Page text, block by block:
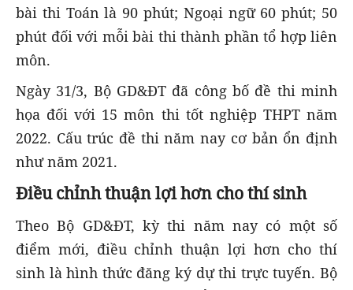
bài thi Toán là 90 phút; Ngoại ngữ 60 phút; 50
phút đối với mỗi bài thi thành phần tổ hợp liên
môn.
Ngày 31/3, Bộ GD&ĐT đã công bố đề thi minh
họa đối với 15 môn thi tốt nghiệp THPT năm
2022. Cấu trúc đề thi năm nay cơ bản ổn định
như năm 2021.
Điều chỉnh thuận lợi hơn cho thí sinh
Theo Bộ GD&ĐT, kỳ thi năm nay có một số
điểm mới, điều chỉnh thuận lợi hơn cho thí
sinh là hình thức đăng ký dự thi trực tuyến. Bộ